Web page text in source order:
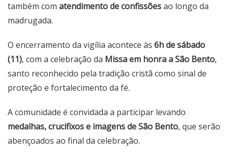
também com atendimento de confissõesao longo da
madrugada.
O encerramento da vigília acontece às 6h de sábado
(11), com a celebração da Missa em honra a São Bento,
santo reconhecido pela tradição cristã como sinal de
proteção e fortalecimento da fé.
A comunidade é convidada a participar levando
medalhas, crucifixos e imagens de São Bento, que serão
abençoados ao final da celebração.